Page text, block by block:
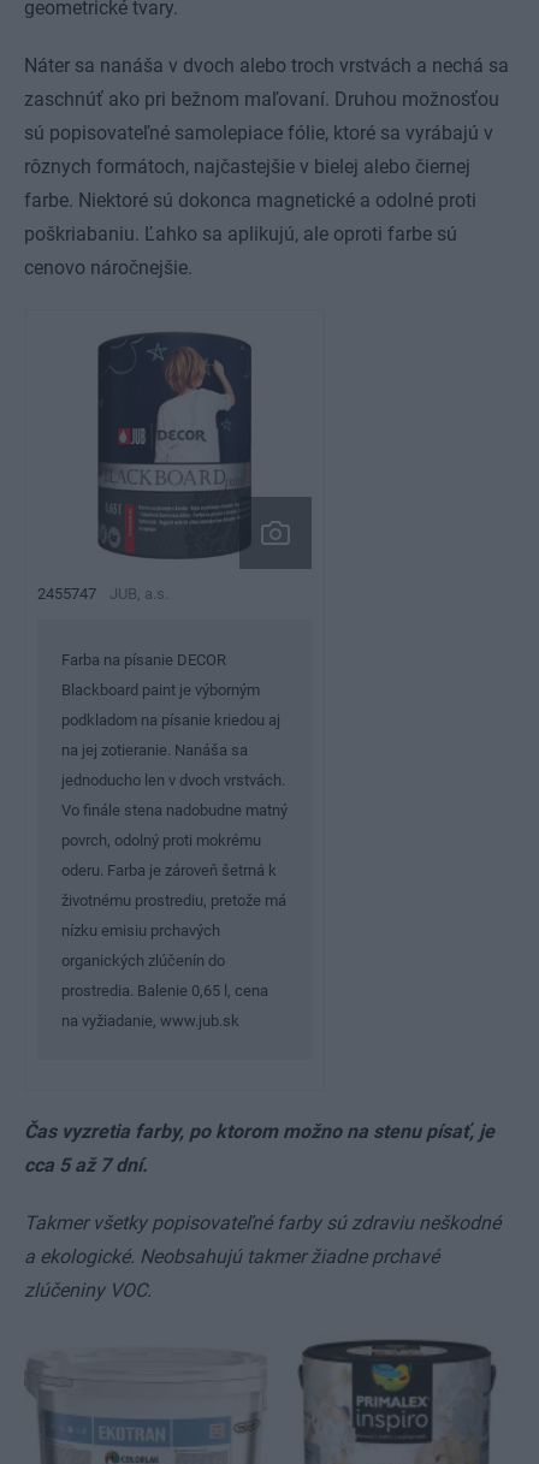
geometrické tvary.
Náter sa nanáša v dvoch alebo troch vrstvách a nechá sa
zaschnúť ako pri bežnom maľovaní. Druhou možnosťou
sú popisovateľné samolepiace fólie, ktoré sa vyrábajú v
rôznych formátoch, najčastejšie v bielej alebo čiernej
farbe. Niektoré sú dokonca magnetické a odolné proti
poškriabaniu. Ľahko sa aplikujú, ale oproti farbe sú
cenovo náročnejšie.
2455747 JUB, a.s.
Farba na písanie DECOR
Blackboard paint je výborným
podkladom na písanie kriedou aj
na jej zotieranie. Nanáša sa
jednoducho len v dvoch vrstvách.
Vo finále stena nadobudne matný
povrch, odolný proti mokrému
oderu. Farba je zároveň šetrná k
životnému prostrediu, pretože má
nízku emisiu prchavých
organických zlúčenín do
prostredia. Balenie 0,65 l, cena
na vyžiadanie, www.jub.sk
Čas vyzretia farby, po ktorom možno na stenu písať, je
cca 5 až 7 dní.
Takmer všetky popisovateľné farby sú zdraviu neškodné
a ekologické. Neobsahujú takmer žiadne prchavé
zlúčeniny VOC.